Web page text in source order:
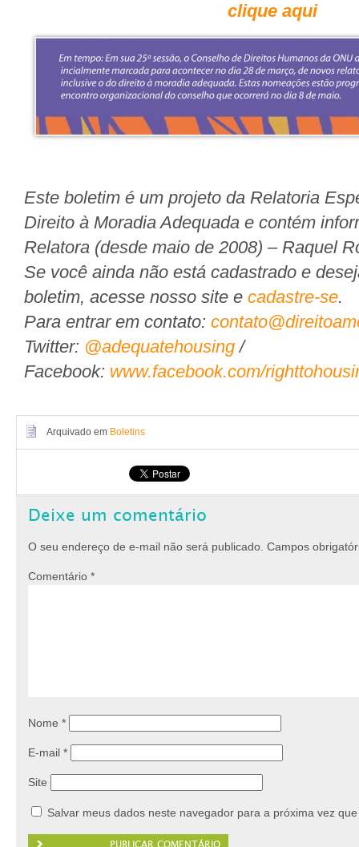
clique aqui
Este boletim é um projeto da Relatoria
Direito à Moradia Adequada e contém
Relatora (desde maio de 2008) – Raquel
Se você ainda não está cadastrado e
boletim, acesse nosso site e cadastre-se.
Para entrar em contato:
Twitter: @adequatehousing /
Facebook: www.facebook.com/
Arquivado em Boletins
Deixe um comentário
O seu endereço de e-mail não será publicado. Campos
Comentário *
Nome *
E-mail *
Site
Salvar meus dados neste navegador para a próxima vez